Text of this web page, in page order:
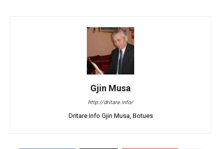
Gjin Musa
http://dritare.info/
Dritare.Info Gjin Musa, Botues